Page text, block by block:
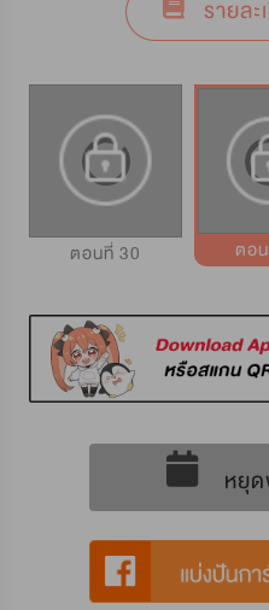
รายล
ตอนที่ 30 ตอ
หยุ